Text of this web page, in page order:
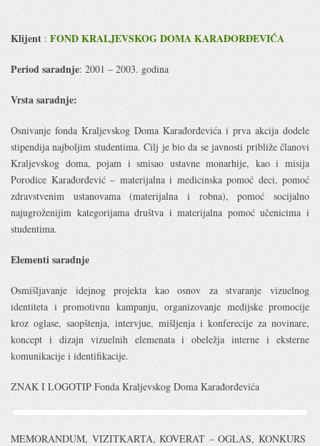
Klijent : FOND KRALJEVSKOG DOMA KARAĐORĐEVIĆA
Period saradnje: 2001 – 2003. godina
Vrsta saradnje:
Osnivanje fonda Kraljevskog Doma Karađorđevića i prva akcija dodele
stipendija najboljim studentima. Cilj je bio da se javnosti približe članovi
Kraljevskog doma, pojam i smisao ustavne monarhije, kao i misija
Porodice Karađorđević – materijalna i medicinska pomoć deci, pomoć
zdravstvenim ustanovama (materijalna i robna), pomoć socijalno
najugroženijim kategorijama društva i materijalna pomoć učenicima i
studentima.
Elementi saradnje
Osmišljavanje idejnog projekta kao osnov za stvaranje vizuelnog
identiteta i promotivnu kampanju, organizovanje medijske promocije
kroz oglase, saopštenja, intervjue, mišljenja i konferecije za novinare,
koncept i dizajn vizuelnih elemenata i obeležja interne i eksterne
komunikacije i identifikacije.
ZNAK I LOGOTIP Fonda Kraljevskog Doma Karađorđevića
MEMORANDUM, VIZITKARTA, KOVERAT – OGLAS, KONKURS